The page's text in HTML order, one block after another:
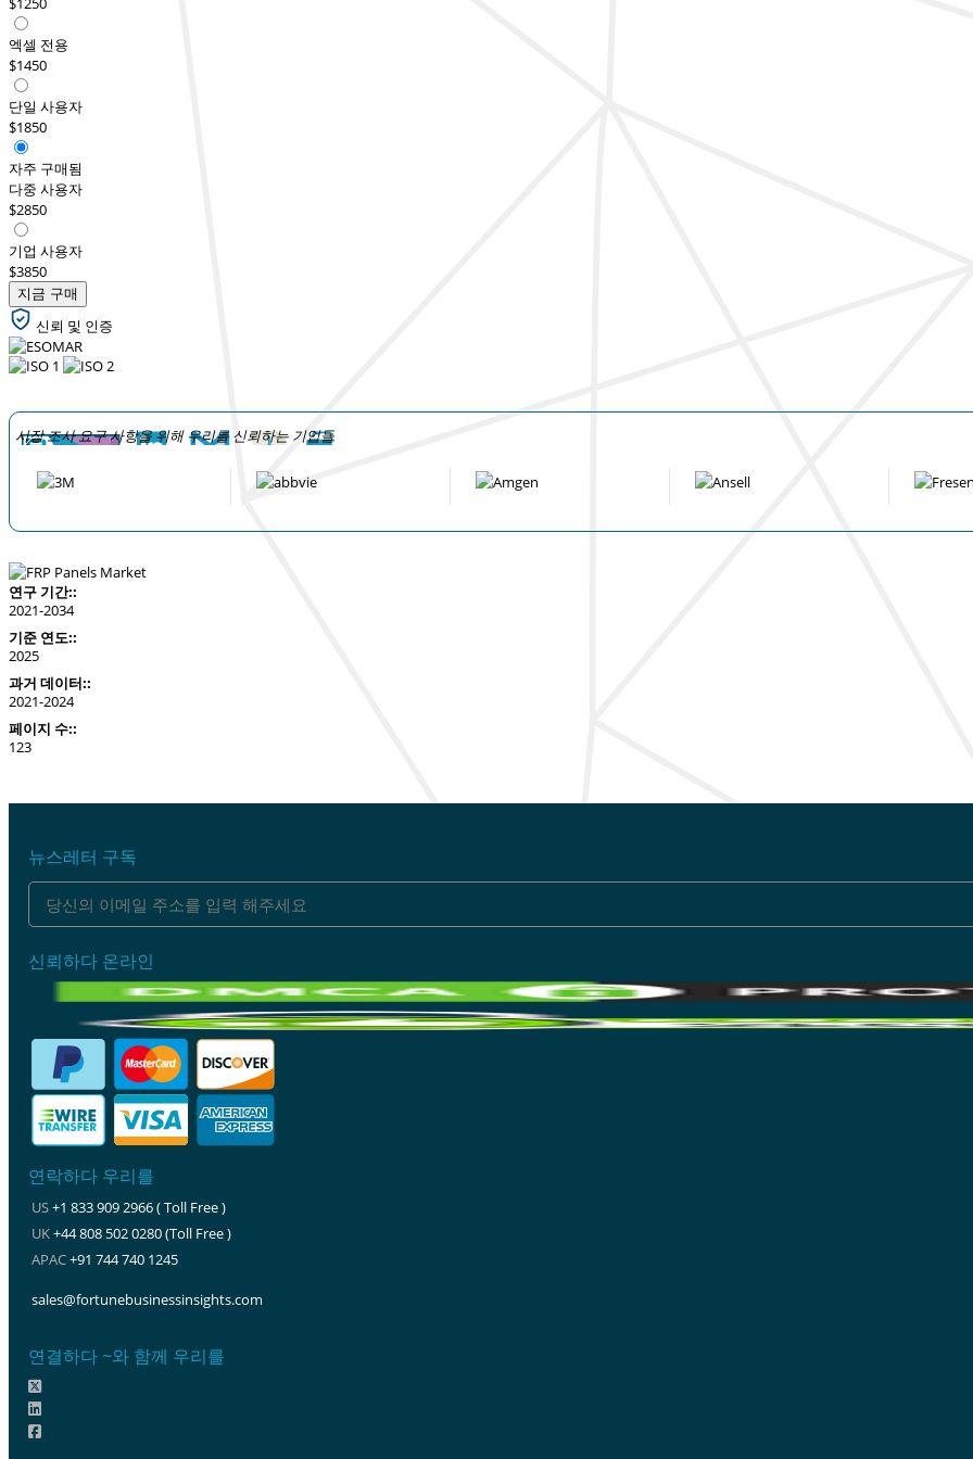
엑셀 전용
$1450
단일 사용자
$1850
자주 구매됨
다중 사용자
$2850
기업 사용자
$3850
지금 구매
신뢰 및 인증
시장 조사 요구 사항을 위해 우리를 신뢰하는 기업들
연구 기간::
2021-2034
기준 연도::
2025
과거 데이터::
2021-2024
페이지 수::
123
뉴스레터 구독
신뢰하다 온라인
연락하다 우리를
US+1 833 909 2966 ( Toll Free )
UK+44 808 502 0280 (Toll Free )
APAC+91 744 740 1245
sales@fortunebusinessinsights.com
연결하다 ~와 함께 우리를